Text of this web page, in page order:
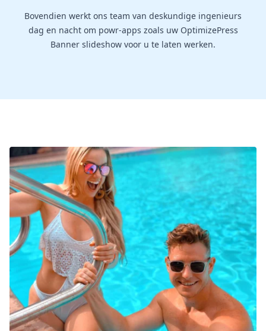
Bovendien werkt ons team van deskundige ingenieurs
dag en nacht om powr-apps zoals uw OptimizePress
Banner slideshow voor u te laten werken.